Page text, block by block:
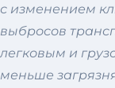
с изменением
выбросов
легковым и
меньше